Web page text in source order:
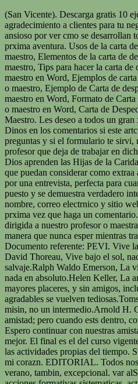
(San Vicente). Descarga gratis 10 ejemplos de ideas de agradecimiento a clientes para tu negocio. Al mismo tiempo, estoy ansioso por ver cmo se desarrollan todas sus carreras y comenzar mi prxima aventura. Usos de la carta de despedida para una maestra o maestro, Elementos de la carta de despedida para una maestra o maestro, Tips para hacer la carta de despedida para una maestra o maestro en Word, Ejemplos de carta de despedida para una maestra o maestro, Ejemplo de Carta de despedida para una maestra o maestro en Word, Formato de Carta de despedida para una maestra o maestro en Word, Carta de Despedida para una Maestra o Maestro. Les deseo a todos un gran xito en sus proyectos futuros. Dinos en los comentarios si este artculo es til, si tienes dudas o preguntas y si el formulario te sirvi, recomindalo a tus amigos. Un profesor que deja de trabajar en dicho colegio o escuela. Del Hijo de Dios aprenden las Hijas de la Caridad que no hay miseria alguna que puedan considerar como extraa a ellas. Carta de agradecimiento por una entrevista, perfecta para cuando se postula a un cargo o puesto y se demuestra verdadero inters por el trabajo. Guardar mi nombre, correo electrnico y sitio web en este navegador para la prxima vez que haga un comentario. Vocativo: Evidentemente va dirigida a nuestro profesor o maestra. # 49 He crecido de una manera que nunca esper mientras trabajaba con todos ustedes. Documento referente: PEVI. Vive la vida que has imaginado.Henry David Thoreau, Vive bajo el sol, nada en el mar, bebe el aire salvaje.Ralph Waldo Emerson, La vida es una aventura atrevida o nada en absoluto.Helen Keller, La amistad es la fuente de los mayores placeres, y sin amigos, incluso las actividades ms agradables se vuelven tediosas.Toms de Aquino, Haz de tu vida una misin, no un intermedio.Arnold H. Glasgow, S lento para entablar amistad; pero cuando ests dentro, contina firme y constante.Scrates. Espero continuar con nuestras amistades y les deseo a todos lo mejor. El final es el del curso vigente y el inicio es del verano con las actividades propias del tiempo. Siempre ocuparn un espacio en mi corazn. EDITORIAL. Todos nos preparamos para iniciar un verano, tambin, excepcional. var alS = 1021 % 1000; Genera unas acciones formativas sistematicas, actualizadas, motivadoras, acordes a los ejes que Plan de Formacion propone. Ahora que terminamos la Educacin preparatoria, le queremos agradecer, como asesora de nuestro grupo, el esmero que tuvo para nuestra educacin y su ayuda en los trmites administrativos, a pesar de nuestra inexperiencia y torpeza. En el ltimo prrafo de la carta agradecemos el tiempo y la paciencia que nos tuvieron, y sobre todo, lo que nos ensearon, ms all de lo acadmico, las lecciones de vida que nos dejaron. Carta de despedida del curso escolar 2020-2021. Tambin damos gracias por cada Comunidad y Hermana, por haber permanecido sirviendo a los pobres derrochando amor y ofreciendo el propio testimonio en las ocupaciones de cada da, all donde cada una se encontraba. comedores Para la solidaridad cualquier fecha es buena! Todas estos servicios en territorio espaol. El secreto de la vida es atreverse. Les deseo lo mejor a cada uno de ustedes y espero seguir en contacto. Carta al alumnado y a las familias Fin de Curso - 3 ESO. Poseerlo, reclamarlo, vivirlo, hacer lo mejor que pueda con l .Hillary Clinton, Ya no vivimos la vida. } Se fomenta la implicacin de los mayores en el Proyecto comn, cada uno desde su propia capacidad, aportando sus conocimientos y dones y repercutiendo en el bienestar del grupo y en la percepcin positiva de sentirnos tiles para los dems. Destinatario. No olvides ponerte atentamente y tu nombre. Celebracin de la Eucarista en honor a San Vicente de Pal, La Familia Vicenciana celebra la Fiesta de San Vicente de Pal, Da Internacional contra la explotacin sexual y la trata de personas, Hoy ha sido un da de los que merece la pena vivirlo plenamente. Supongo que tambin est bien admitir ahora que todos vosotros me habis mantenido alerta todo este tiempo. del grupo Santa Catalina de Pozoblanco celebra la Festividad de San Vicente, Reconocimiento a Sor Ana Mara Ruz, H.C., Premio Dr. Glvez Ginachero, Celebracin del Da Internacional de las personas mayores 2022, BIENVENIDA Y DESPEDIDA CONTIGO EN EL CENTRO, FIESTA DE LA VIRGEN MILAGROSA EN TEJEDA LA SOLANA , Convivencia de la Asociacin de la Medalla Milagrosa de Almera, Asociacin de Caridad de San Vicente de Pal, Con la procesin de la Virgen Milagrosa se clausura la celebracin del centenario, Juntos en un viaje para acompaar a refugiados, desplazados internos y vctimas de la trata de personas, Peregrinacin al Santuario de Nuestra Seora del Pino en Tenor, Bendicin de la Virgen de Martirio en Ugjar, La Casa Provincial de Espaa Sur acoge la Conferencia Internacional ACOMPANANDO EL VIAJE DE UN REFUGIADO de la Alianza Famvin, Presentacin de Sor Remedios Lpez Sorlzano y despedida de Sor Francisca Rosales y Sor Cristina Mgica, Peregrinacin anual de la Asociacin Medalla Milagrosa de la dicesis Nivariense, Encuentro Covide-Amve en Granada: "Cuenta lo que has visto y odo", El Seor ha estado grande con nosotros y estamos alegres, Va Crucis por la Paz en el Colegio La Marina, Encuentro Regional Canarias de la Asociacin Nacional de Caridad de San Vicente de Pal, Carta de la Visitadora con motivo de la Encarnacin 2022, VIVAMOS NUESTRA RENOVACIN EN CLAVE SINODAL, 100 aos de Ilusin y Entrega al Seor en el servicio a los Pobres, Formacin en atencin centrada en la persona en el Asilo Dulce Nombre de Mara, ASAMBLEA DIOCESANA AMM SEVILLA CAMINANDO CON ESPERANZA, El Amor de Dios ha llegado a la Crcel de Sevilla, Navidad en el Asilo Dulce Nombre de Mara, XXXVII ENCUENTRO REGIONAL ASOCIACIN DE CARIDAD DE SAN VICENTE DE PAL, Los comedores sociales Virgen Poderosa y Valvanuz piden auxilio, Fiesta de La MIlagrosa en Dulce Nombre de Mara, Acuarelas solidarias a beneficio del Comedor Social de Triana, Estudios Vicencianos Interprovinciales 2021, La Asamblea General en Pars se celebrar del 29 de octubre al 21 de noviembre de 2021, DEDICACIN MARCHA PROCESIONAL A LAS HIJAS DE LA CARIDAD EN LANJARN, SOR MARA ARANDA, 100 AOS DE VIDA, LLAMADA A SER HIJA DE LA CARIDAD PARA SERVIR A SUS AMOS Y SEORES, LOS MS POBRES Y NECESITADOS, Ser profeca para las generaciones jvenes, SI EL SEOR NO GUARDA LA CIUDAD, EN VANO VIGILAN LOS CENTINELAS, Encuentro Interprovincial